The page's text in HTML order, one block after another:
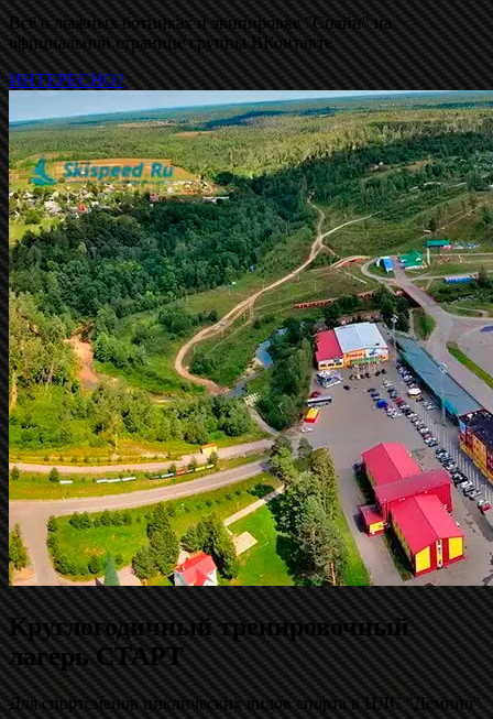
Всё о лыжных ботинках и экипировке "Спайн" на
официальной странице группы ВКонтакте
ИНТЕРЕСНО?
Круглогодичный тренировочный
лагерь СТАРТ
Для спортсменов циклических видов спорта в ЦЛС "Дёмино"